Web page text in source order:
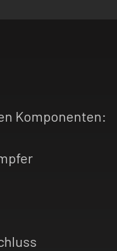
Komponenten: